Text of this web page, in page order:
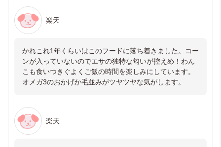
楽天
かれこれ1年くらいはこのフードに落ち着きました。コー
ンが入っていないのでエサの独特な匂いが控えめ！わん
こも食いつきぐよくご飯の時間を楽しみにしています。
オメガ3のおかげか毛並みがツヤツヤな気がします。
楽天